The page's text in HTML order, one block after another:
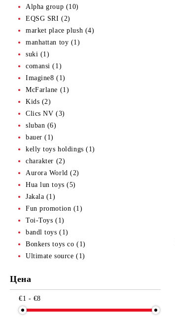
Alpha group (10)
EQSG SRI (2)
market place plush (4)
manhattan toy (1)
suki (1)
comansi (1)
Imagine8 (1)
McFarlane (1)
Kids (2)
Clics NV (3)
sluban (6)
bauer (1)
kelly toys holdings (1)
charakter (2)
Aurora World (2)
Hua lun toys (5)
Jakala (1)
Fun promotion (1)
Toi-Toys (1)
bandl toys (1)
Bonkers toys co (1)
Ultimate source (1)
Цена
€1 - €8